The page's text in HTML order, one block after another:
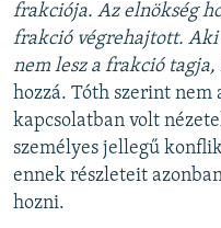
frakciója. Az elnökség
frakció végrehajtott. Aki
nem lesz a frakció
hozzá. Tóth szerint nem
kapcsolatban volt
személyes jellegű
ennek részleteit
hozni.